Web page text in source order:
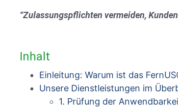
“Zulassungspflichten vermeiden,
Inhalt
Einleitung: Warum ist das
Unsere Dienstleistungen im
1. Prüfung der